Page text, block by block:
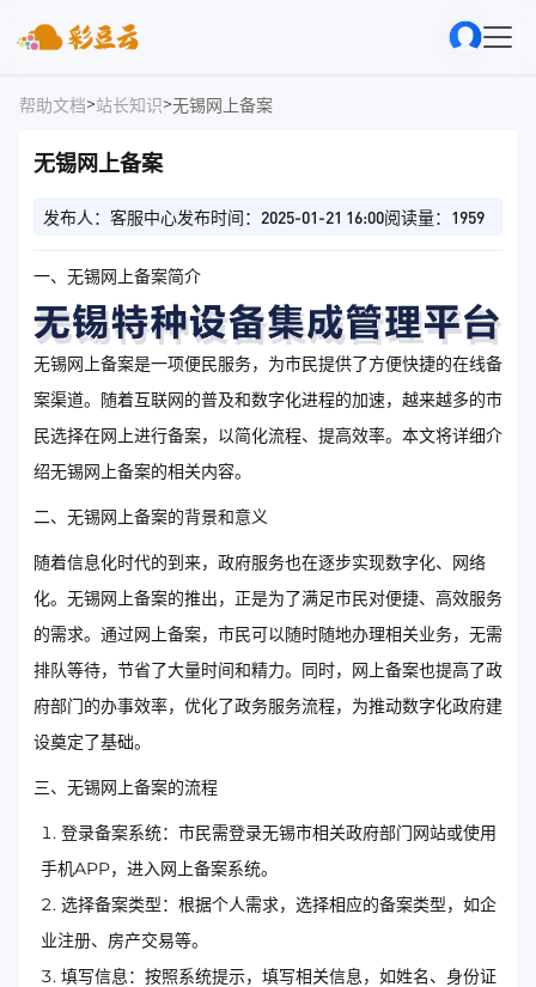
帮助文档>站长知识>无锡网上备案
无锡网上备案
发布人：客服中心发布时间：2025-01-21 16:00阅读量：1959
一、无锡网上备案简介
无锡网上备案是一项便民服务，为市民提供了方便快捷的在线备
案渠道。随着互联网的普及和数字化进程的加速，越来越多的市
民选择在网上进行备案，以简化流程、提高效率。本文将详细介
绍无锡网上备案的相关内容。
二、无锡网上备案的背景和意义
随着信息化时代的到来，政府服务也在逐步实现数字化、网络
化。无锡网上备案的推出，正是为了满足市民对便捷、高效服务
的需求。通过网上备案，市民可以随时随地办理相关业务，无需
排队等待，节省了大量时间和精力。同时，网上备案也提高了政
府部门的办事效率，优化了政务服务流程，为推动数字化政府建
设奠定了基础。
三、无锡网上备案的流程
登录备案系统：市民需登录无锡市相关政府部门网站或使用
手机APP，进入网上备案系统。
选择备案类型：根据个人需求，选择相应的备案类型，如企
业注册、房产交易等。
填写信息：按照系统提示，填写相关信息，如姓名、身份证